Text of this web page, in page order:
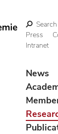
Search
Press
Intranet
News